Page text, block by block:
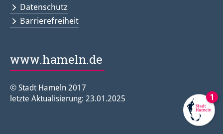
Datenschutz
Barrierefreiheit
www.hameln.de
© Stadt Hameln 2017
letzte Aktualisierung: 23.01.2025